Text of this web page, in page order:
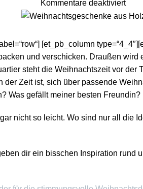
Kommentare deaktiviert
[et_pb_column
und verschicken. Draußen
steht die Weihnachtszeit vor
Zeit ist, sich über passende
Was gefällt meiner besten Freundin?
nicht so leicht. Wo sind nur all die
dir ein bisschen Inspiration